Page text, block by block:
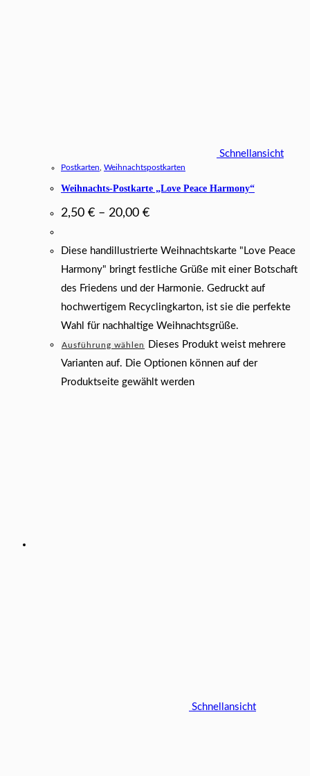
Schnellansicht
Postkarten Weihnachtspostkarten
Weihnachts-Postkarte „Love Peace Harmony“
2,50 € – 20,00 €
Diese handillustrierte Weihnachtskarte "Love Peace
Harmony" bringt festliche Grüße mit einer Botschaft
des Friedens und der Harmonie. Gedruckt auf
hochwertigem Recyclingkarton, ist sie die perfekte
Wahl für nachhaltige Weihnachtsgrüße.
Ausführung wählen
Dieses Produkt weist mehrere
Varianten auf. Die Optionen können auf der
Produktseite gewählt werden
Schnellansicht